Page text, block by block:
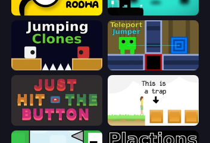
Rodha
Jumping Clones Teleport Jumper
Just Hit the Button The Unfair Platformer